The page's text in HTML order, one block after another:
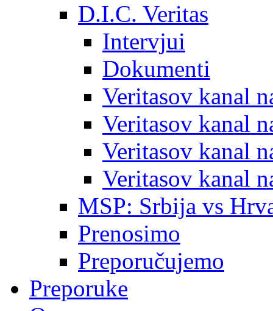
D.I.C. Veritas
Intervjui
Dokumenti
Veritasov kanal
Veritasov kanal
Veritasov kanal
Veritasov kanal
MSP: Srbija vs
Prenosimo
Preporučujemo
Preporuke